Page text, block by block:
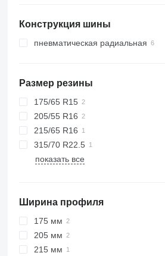
Нидерланды
Конструкция шины
пневматическая радиальная
Размер резины
175/65 R15
205/55 R16
215/65 R16
315/70 R22.5
показать все
Ширина профиля
175 мм
205 мм
215 мм